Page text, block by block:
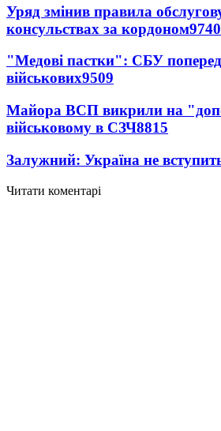
Уряд змінив правила
консульствах за кордоном9740
"Медові пастки": СБУ
військових9509
Майора ВСП викрили на
військовому в СЗЧ8815
Залужний: Україна не
Читати коментарі